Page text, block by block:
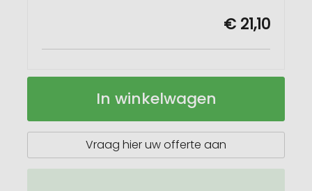
€ 21,10
Hoogwaardige,
Op
In winkelwagen
Vraag hier uw offerte aan